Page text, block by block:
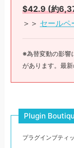
$42.9 (約
＞＞ セールペ
※為替変動の影響
があります。最
Plugin
プラグインブティ